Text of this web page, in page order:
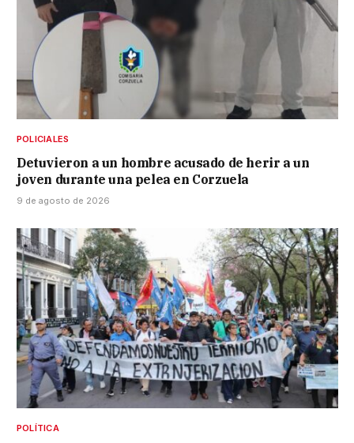
POLICIALES
Detuvieron a un hombre acusado de herir a un
joven durante una pelea en Corzuela
9 de agosto de 2026
POLÍTICA